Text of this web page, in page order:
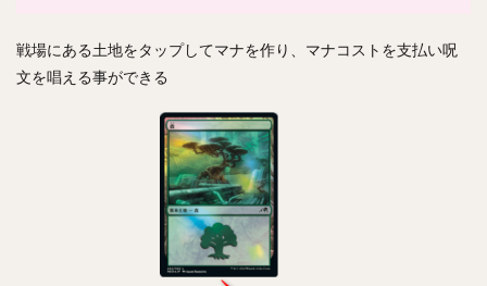
戦場にある土地をタップしてマナを作り、マナコストを支払い呪
文を唱える事ができる